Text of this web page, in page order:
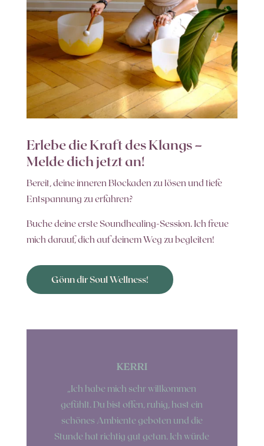
Erlebe die Kraft des Klangs –
Melde dich jetzt an!
Bereit, deine inneren Blockaden zu lösen und tiefe
Entspannung zu erfahren?
Buche deine erste Soundhealing-Session. Ich freue
mich darauf, dich auf deinem Weg zu begleiten!
Gönn dir Soul Wellness!
KERRI
„Ich habe mich sehr willkommen
gefühlt. Du bist offen, ruhig, hast ein
schönes Ambiente geboten und die
Stunde hat richtig gut getan. Ich würde